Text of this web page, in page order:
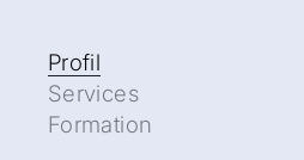
Profil
Services
Formation